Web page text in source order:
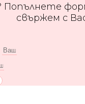
Попълнете
свържем с